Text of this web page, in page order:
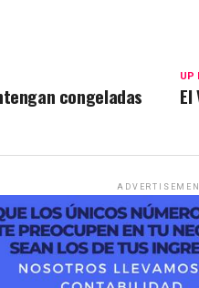
UP
congeladas